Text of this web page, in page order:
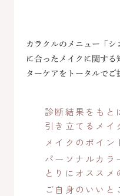
カラクルのメニュー「シ
に合ったメイクに関する
ターケアをトータルでご
診断結果をもと
引き立てるメイ
メイクのポイン
パーソナルカラ
とりにオススメ
ご自身のいいと